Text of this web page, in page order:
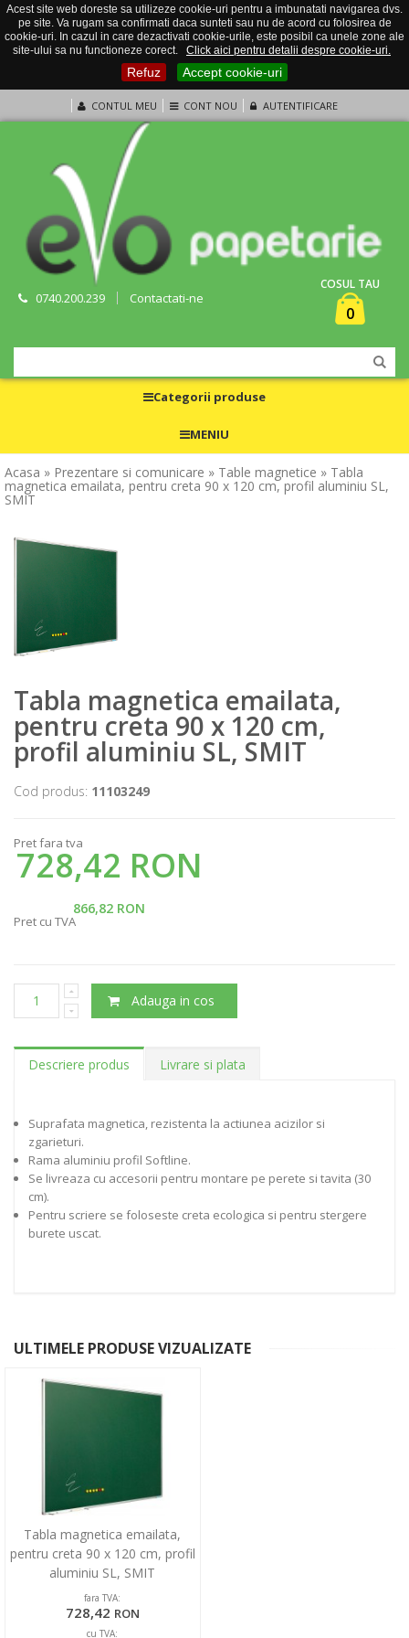
Acest site web doreste sa utilizeze cookie-uri pentru a imbunatati navigarea dvs.
pe site. Va rugam sa confirmati daca sunteti sau nu de acord cu folosirea de
cookie-uri. In cazul in care dezactivati cookie-urile, este posibil ca unele zone ale
site-ului sa nu functioneze corect.
Click aici pentru detalii despre cookie-uri.
Refuz Accept cookie-uri
CONTUL MEU CONT NOU AUTENTIFICARE
0740.200.239 Contactati-ne
COSUL TAU
0
Categorii produse
MENIU
Acasa » Prezentare si comunicare » Table magnetice » Tabla
magnetica emailata, pentru creta 90 x 120 cm, profil aluminiu SL,
SMIT
Tabla magnetica emailata,
pentru creta 90 x 120 cm,
profil aluminiu SL, SMIT
Cod produs: 11103249
Pret fara tva
728,42 RON
866,82 RON
Pret cu TVA
Adauga in cos
Descriere produs Livrare si plata
Suprafata magnetica, rezistenta la actiunea acizilor si
zgarieturi.
Rama aluminiu profil Softline.
Se livreaza cu accesorii pentru montare pe perete si tavita (30
cm).
Pentru scriere se foloseste creta ecologica si pentru stergere
burete uscat.
ULTIMELE PRODUSE VIZUALIZATE
Tabla magnetica emailata,
pentru creta 90 x 120 cm, profil
aluminiu SL, SMIT
fara TVA:
728,42 RON
cu TVA: